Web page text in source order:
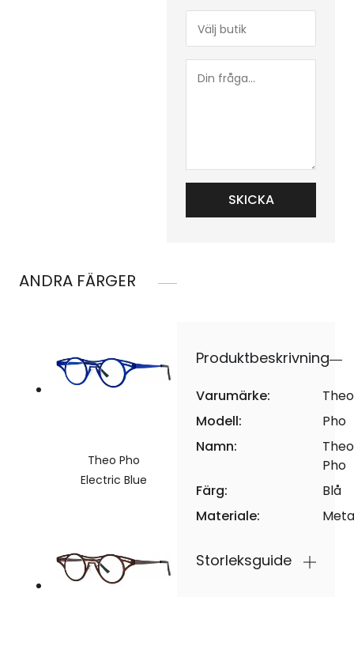
(Obligatoriskt)
(Obligatoriskt)
fråga...
ANDRA FÄRGER
Theo Pho
Electric Blue
Produktbeskrivning
Varumärke:
Theo
Modell:
Pho
Namn:
Theo
Pho
Färg:
Blå
Materiale:
Storleksguide